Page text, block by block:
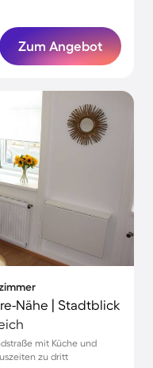
Zum Angebot
Nähe | Stadtblick
mit Küche und
zu dritt